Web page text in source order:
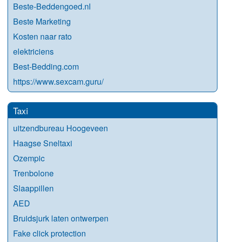
Beste-Beddengoed.nl
Beste Marketing
Kosten naar rato
elektriciens
Best-Bedding.com
https://www.sexcam.guru/
Taxi
uitzendbureau Hoogeveen
Haagse Sneltaxi
Ozempic
Trenbolone
Slaappillen
AED
Bruidsjurk laten ontwerpen
Fake click protection